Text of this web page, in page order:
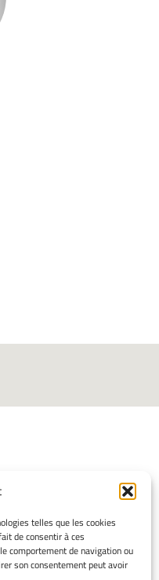
telles que les cookies
de consentir à ces
comportement de navigation ou
son consentement peut avoir